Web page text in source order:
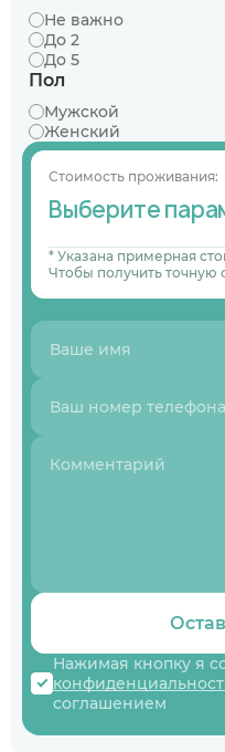
Не важно
До 2
До 5
Пол
Мужской
Женский
Стоимость проживания:
Выберите
* Указана примерная
Чтобы получить точную
Нажимая кнопку я
соглашением